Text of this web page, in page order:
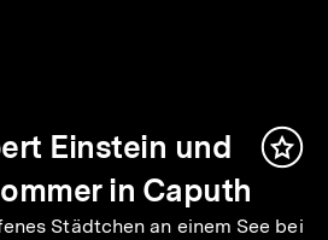
Einstein und
in Caputh
Städtchen an einem See bei